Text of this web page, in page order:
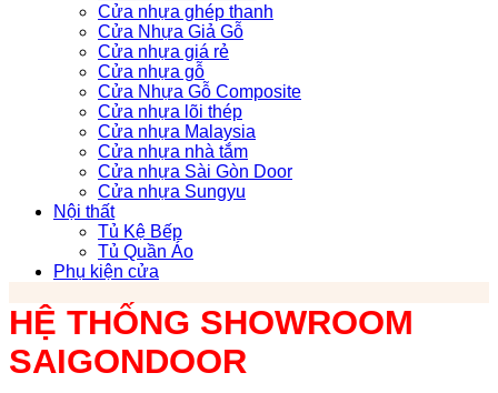
Cửa nhựa ghép thanh
Cửa Nhựa Giả Gỗ
Cửa nhựa giá rẻ
Cửa nhựa gỗ
Cửa Nhựa Gỗ Composite
Cửa nhựa lõi thép
Cửa nhựa Malaysia
Cửa nhựa nhà tắm
Cửa nhựa Sài Gòn Door
Cửa nhựa Sungyu
Nội thất
Tủ Kệ Bếp
Tủ Quần Áo
Phụ kiện cửa
HỆ THỐNG SHOWROOM
SAIGONDOOR